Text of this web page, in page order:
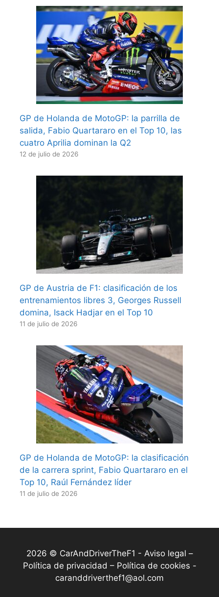
GP de Holanda de MotoGP: la parrilla de
salida, Fabio Quartararo en el Top 10, las
cuatro Aprilia dominan la Q2
12 de julio de 2026
GP de Austria de F1: clasificación de los
entrenamientos libres 3, Georges Russell
domina, Isack Hadjar en el Top 10
11 de julio de 2026
GP de Holanda de MotoGP: la clasificación
de la carrera sprint, Fabio Quartararo en el
Top 10, Raúl Fernández líder
11 de julio de 2026
2026 © CarAndDriverTheF1 - Aviso legal –
Política de privacidad – Política de cookies -
caranddriverthef1@aol.com